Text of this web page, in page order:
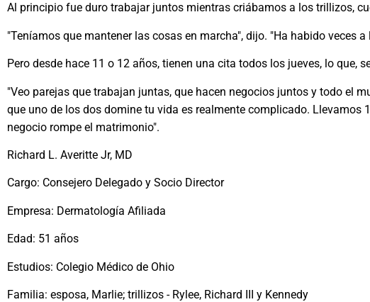
Al principio fue duro trabajar juntos mientras criábamos a los trillizos,
"Teníamos que mantener las cosas en marcha", dijo. "Ha habido veces
Pero desde hace 11 o 12 años, tienen una cita todos los jueves, lo
"Veo parejas que trabajan juntas, que hacen negocios juntos y todo el
que uno de los dos domine tu vida es realmente complicado.
negocio rompe el matrimonio".
Richard L. Averitte Jr, MD
Cargo: Consejero Delegado y Socio Director
Empresa: Dermatología Afiliada
Edad: 51 años
Estudios: Colegio Médico de Ohio
Familia: esposa, Marlie; trillizos - Rylee, Richard III y Kennedy